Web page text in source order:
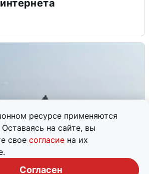
ресурсе применяются
на сайте, вы
свое согласие на их
Согласен